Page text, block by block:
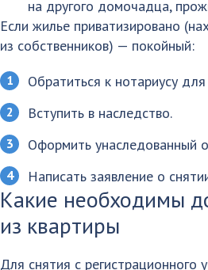
на другого домочадца,
Если жилье приватизировано
из собственников) — покойный:
Обратиться к нотариусу
Вступить в наследство.
Оформить унаследованный
Написать заявление о
Какие необходимы
из квартиры
Для снятия с регистрационного